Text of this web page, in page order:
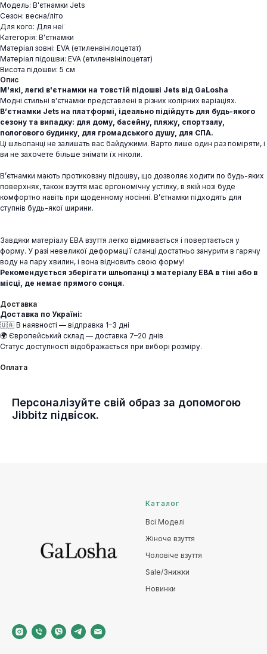
Модель: В'єтнамки Jets
Сезон: весна/літо
Для кого: Для неї
Категорія: В'єтнамки
Матеріал зовні: EVA (етиленвінілоцетат)
Матеріал підошви: EVA (етиленвінілоцетат)
Висота підошви: 5 см
Опис
М'які, легкі в'єтнамки на товстій підошві Jets від GaLosha
Модні стильні в'єтнамки представлені в різних колірних варіаціях.
В’єтнамки Jets на платформі, ідеально підійдуть для будь-якого
сезону та випадку: для дому, басейну, пляжу, спортзалу,
пологового будинку, для громадського душу, для СПА.
Ці шльопанці не залишать вас байдужими. Варто лише один раз поміряти, і
ви не захочете більше знімати їх ніколи.
В’єтнамки мають протиковзну підошву, що дозволяє ходити по будь-яких
поверхнях, також взуття має ергономічну устілку, в якій нозі буде
комфортно навіть при щоденному носінні. В’єтнамки підходять для
ступнів будь-якої ширини.
Завдяки матеріалу ЕВА взуття легко відмивається і повертається у
форму. У разі невеликої деформації сланці достатньо занурити в гарячу
воду на пару хвилин, і вона відновить свою форму!
Рекомендується зберігати шльопанці з матеріалу ЕВА в тіні або в
місці, де немає прямого сонця.
Доставка
Доставка по Україні:
🇺🇦 В наявності — відправка 1–3 дні
🌍 Європейський склад — доставка 7–20 днів
Статус доступності відображається при виборі розміру.
Оплата
Персоналізуйте свій образ за допомогою
Jibbitz підвісок.
Каталог
Всі Моделі
Жіноче взуття
Чоловіче взуття
Sale/Знижки
Новинки